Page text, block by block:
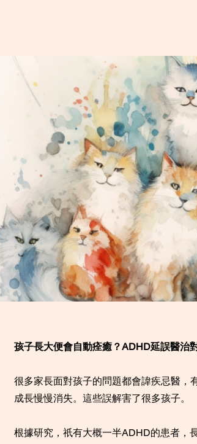
孩子長大便會自動痊癒？ADHD延誤醫治
很多家長面對孩子的問題都會諱疾忌醫，
成長慢慢消失。這些誤解害了很多孩子。
根據研究，祇有大概一半ADHD的患者，